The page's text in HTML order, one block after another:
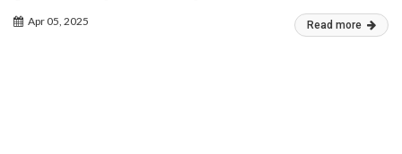
Apr 05, 2025 Read more